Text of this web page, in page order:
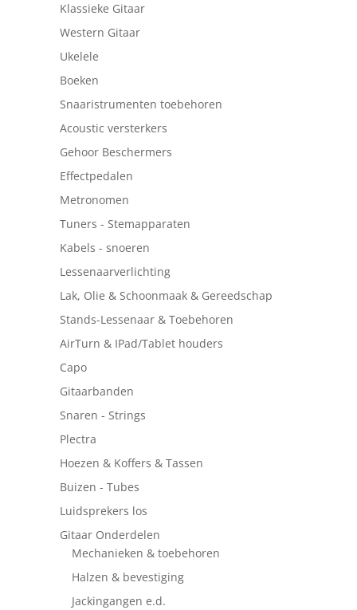
Klassieke Gitaar
Western Gitaar
Ukelele
Boeken
Snaaristrumenten toebehoren
Acoustic versterkers
Gehoor Beschermers
Effectpedalen
Metronomen
Tuners - Stemapparaten
Kabels - snoeren
Lessenaarverlichting
Lak, Olie & Schoonmaak & Gereedschap
Stands-Lessenaar & Toebehoren
AirTurn & IPad/Tablet houders
Capo
Gitaarbanden
Snaren - Strings
Plectra
Hoezen & Koffers & Tassen
Buizen - Tubes
Luidsprekers los
Gitaar Onderdelen
Mechanieken & toebehoren
Halzen & bevestiging
Jackingangen e.d.